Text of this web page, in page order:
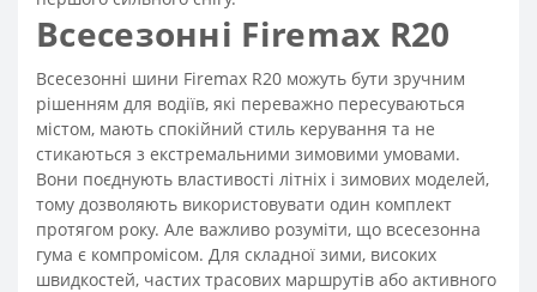
Всесезонні Firemax R20
Всесезонні шини Firemax R20 можуть бути зручним
рішенням для водіїв, які переважно пересуваються
містом, мають спокійний стиль керування та не
стикаються з екстремальними зимовими умовами.
Вони поєднують властивості літніх і зимових моделей,
тому дозволяють використовувати один комплект
протягом року. Але важливо розуміти, що всесезонна
гума є компромісом. Для складної зими, високих
швидкостей, частих трасових маршрутів або активного